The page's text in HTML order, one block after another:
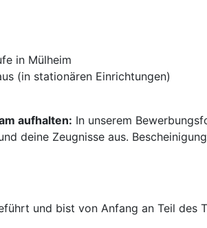
in Mülheim
(in stationären Einrichtungen)
aufhalten: In unserem
deine Zeugnisse aus.
und bist von Anfang an Teil des